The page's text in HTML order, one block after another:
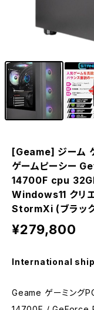
[Geame] ジーム
ゲームピーシー
14700F cpu
Windows11 クリ
StormXi (ブラッ
¥279,800
International
Geame ゲーミング